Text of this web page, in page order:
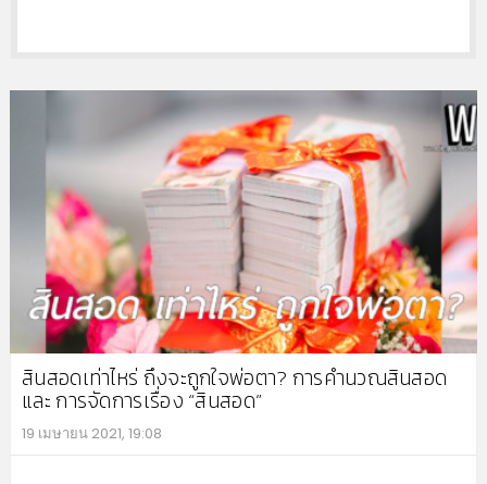
สินสอดเท่าไหร่ ถึงจะถูกใจพ่อตา? การคำนวณสินสอด
และ การจัดการเรื่อง “สินสอด”
19 เมษายน 2021, 19:08